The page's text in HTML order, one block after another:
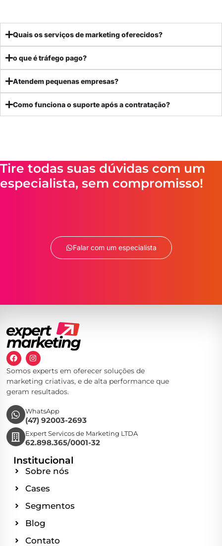
Quais os serviços de marketing oferecidos?
o que é tráfego pago?
Atendem pequenas empresas?
Como funciona o suporte após a contratação?
Tire todas suas dúvidas com um
especialista, sem compromisso!
Falar com um especialista
Somos experts em oferecer soluções de
marketing criativas, e de alta performance que
geram resultados.
WhatsApp
(47) 92003-2693
Expert Servicos de Marketing LTDA
62.898.365/0001-32
Institucional
Sobre nós
Cases
Segmentos
Blog
Contato